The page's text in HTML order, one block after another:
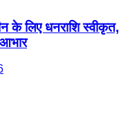
के लिए धनराशि स्वीकृत,